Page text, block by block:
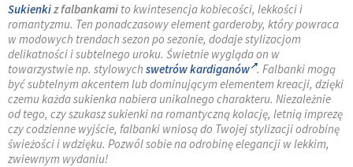
Sukienkiz falbankami to kwintesencja kobiecości, lekkości i
romantyzmu. Ten ponadczasowy element garderoby, który powraca
w modowych trendach sezon po sezonie, dodaje stylizacjom
delikatności i subtelnego uroku. Świetnie wygląda on w
towarzystwie np. stylowych swetrów kardiganów . Falbanki mogą
być subtelnym akcentem lub dominującym elementem kreacji, dzięki
czemu każda sukienka nabiera unikalnego charakteru. Niezależnie
od tego, czy szukasz sukienki na romantyczną kolację, letnią imprezę
czy codzienne wyjście, falbanki wniosą do Twojej stylizacji odrobinę
świeżości i wdzięku. Pozwól sobie na odrobinę elegancji w lekkim,
zwiewnym wydaniu!